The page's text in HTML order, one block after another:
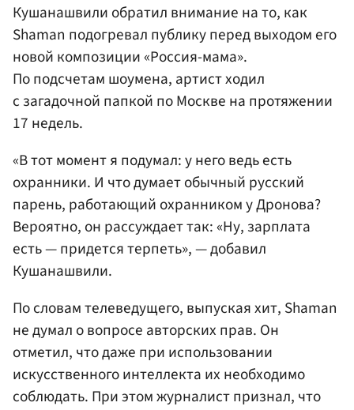
Кушанашвили обратил внимание на то, как
Shaman подогревал публику перед выходом его
новой композиции «Россия-мама».
По подсчетам шоумена, артист ходил
с загадочной папкой по Москве на протяжении
17 недель.
«В тот момент я подумал: у него ведь есть
охранники. И что думает обычный русский
парень, работающий охранником у Дронова?
Вероятно, он рассуждает так: «Ну, зарплата
есть — придется терпеть», — добавил
Кушанашвили.
По словам телеведущего, выпуская хит, Shaman
не думал о вопросе авторских прав. Он
отметил, что даже при использовании
искусственного интеллекта их необходимо
соблюдать. При этом журналист признал, что